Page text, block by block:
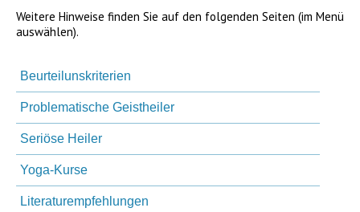
Weitere Hinweise finden Sie auf den folgenden Seiten (im Menü
auswählen).
überspringen
Beurteilunskriterien
Problematische Geistheiler
Seriöse Heiler
Yoga-Kurse
Literaturempfehlungen